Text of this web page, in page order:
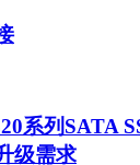
系列SATA
级需求